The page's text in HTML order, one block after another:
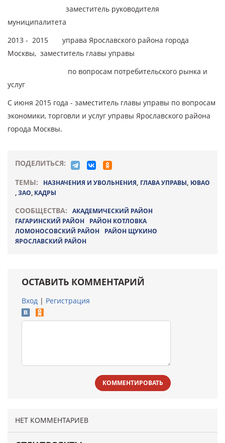
заместитель руководителя
муниципалитета
2013 - 2015 управа Ярославского района города
Москвы, заместитель главы управы
по вопросам потребительского рынка и
услуг
С июня 2015 года - заместитель главы управы по вопросам
экономики, торговли и услуг управы Ярославского района
города Москвы.
ПОДЕЛИТЬСЯ:
ТЕМЫ:
НАЗНАЧЕНИЯ И УВОЛЬНЕНИЯ, ГЛАВА УПРАВЫ, ЮВАО
,ЗАО, КАДРЫ
СООБЩЕСТВА:
АКАДЕМИЧЕСКИЙ РАЙОН
ГАГАРИНСКИЙ РАЙОН
РАЙОН КОТЛОВКА
ЛОМОНОСОВСКИЙ РАЙОН
РАЙОН ЩУКИНО
ЯРОСЛАВСКИЙ РАЙОН
ОСТАВИТЬ КОММЕНТАРИЙ
Вход | Регистрация
КОММЕНТИРОВАТЬ
НЕТ КОММЕНТАРИЕВ